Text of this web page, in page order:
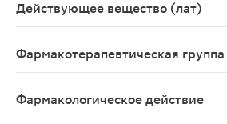
Действующее вещество (лат)
Фармакотерапевтическая группа
Фармакологическое действие